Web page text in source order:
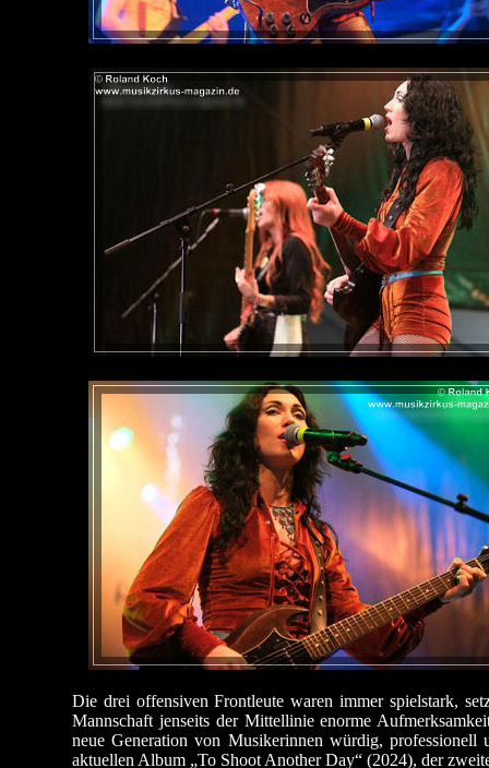
Die drei offensiven Frontleute waren immer spielstark,
Mannschaft jenseits der Mittellinie enorme
neue Generation von Musikerinnen würdig,
aktuellen Album „To Shoot Another Day“ (2024), der